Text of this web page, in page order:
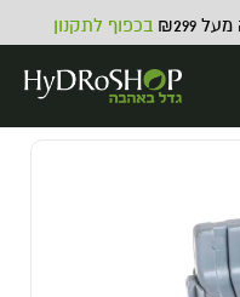
₪299 בכפוף לתקנון
SACK SECURE BAG